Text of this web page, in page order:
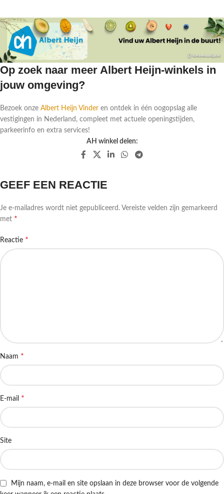
Op zoek naar meer Albert Heijn-winkels in
jouw omgeving?
Bezoek onze Albert Heijn Vinder en ontdek in één oogopslag alle
vestigingen in Nederland, compleet met actuele openingstijden,
parkeerinfo en extra services!
AH winkel delen:
GEEF EEN REACTIE
Je e-mailadres wordt niet gepubliceerd. Vereiste velden zijn gemarkeerd
met *
Reactie *
Naam *
E-mail *
Site
Mijn naam, e-mail en site opslaan in deze browser voor de volgende